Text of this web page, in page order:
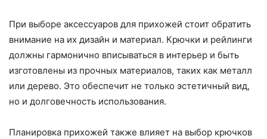
При выборе аксессуаров для прихожей стоит обратить
внимание на их дизайн и материал. Крючки и рейлинги
должны гармонично вписываться в интерьер и быть
изготовлены из прочных материалов, таких как металл
или дерево. Это обеспечит не только эстетичный вид,
но и долговечность использования.
Планировка прихожей также влияет на выбор крючков